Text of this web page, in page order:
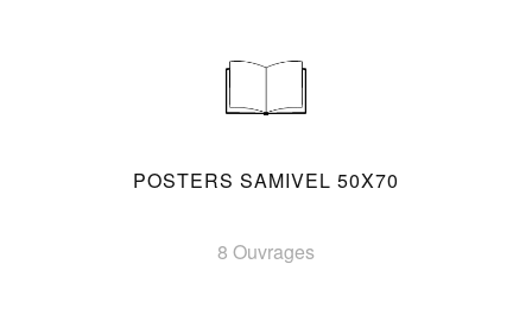
POSTERS SAMIVEL 50X70
8 Ouvrages